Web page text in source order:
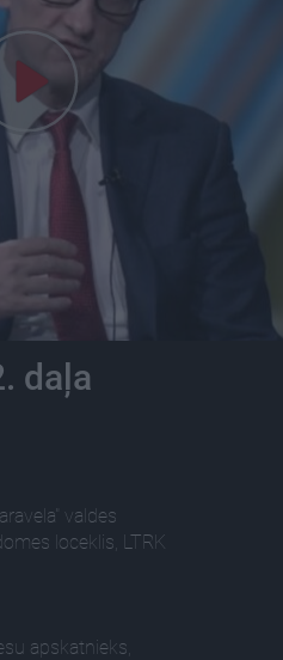
daļa
valdes
loceklis, LTRK
apskatnieks,